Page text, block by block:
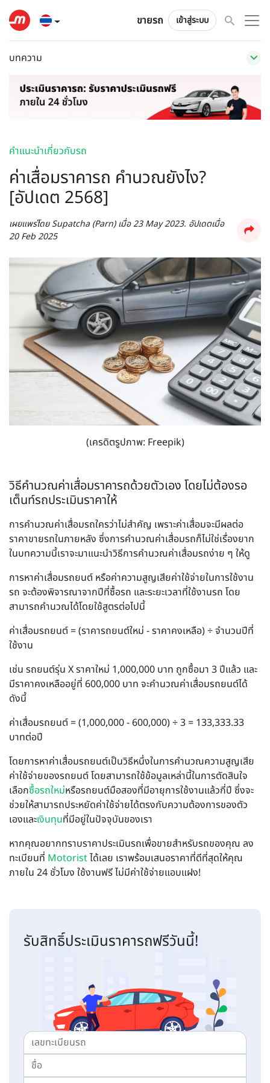
ขายรถ เข้าสู่ระบบ
บทความ
คำแนะนำเกี่ยวกับรถ
ค่าเสื่อมราคารถ คำนวณยังไง?
[อัปเดต 2568]
เผยแพร่โดยSupatcha (Parn) เมื่อ23 May 2023. อัปเดตเมื่อ
20 Feb 2025
(เครดิตรูปภาพ: Freepik)
วิธีคำนวณค่าเสื่อมราคารถด้วยตัวเอง โดยไม่ต้องรอ
เต็นท์รถประเมินราคาให้
การคำนวณค่าเสื่อมรถใครว่าไม่สำคัญ เพราะค่าเสื่อมจะมีผลต่อ
ราคาขายรถในภายหลัง ซึ่งการคำนวณค่าเสื่อมรถก็ไม่ใช่เรื่องยาก
ในบทความนี้เราจะมาแนะนำวิธีการคำนวณค่าเสื่อมรถง่าย ๆ ให้ดู
การหาค่าเสื่อมรถยนต์ หรือค่าความสูญเสียค่าใช้จ่ายในการใช้งาน
รถ จะต้องพิจารณาจากปีที่ซื้อรถ และระยะเวลาที่ใช้งานรถ โดย
สามารถคำนวณได้โดยใช้สูตรต่อไปนี้
ค่าเสื่อมรถยนต์ = (ราคารถยนต์ใหม่ - ราคาคงเหลือ) ÷ จำนวนปีที่
ใช้งาน
เช่น รถยนต์รุ่น X ราคาใหม่ 1,000,000 บาท ถูกซื้อมา 3 ปีแล้ว และ
มีราคาคงเหลืออยู่ที่ 600,000 บาท จะคำนวณค่าเสื่อมรถยนต์ได้
ดังนี้
ค่าเสื่อมรถยนต์ = (1,000,000 - 600,000) ÷ 3 = 133,333.33
บาทต่อปี
โดยการหาค่าเสื่อมรถยนต์เป็นวิธีหนึ่งในการคำนวณความสูญเสีย
ค่าใช้จ่ายของรถยนต์ โดยสามารถใช้ข้อมูลเหล่านี้ในการตัดสินใจ
เลือกซื้อรถใหม่หรือรถยนต์มือสองที่มีอายุการใช้งานแล้วกี่ปี ซึ่งจะ
ช่วยให้สามารถประหยัดค่าใช้จ่ายได้ตรงกับความต้องการของตัว
เองและเงินทุนที่มีอยู่ในปัจจุบันของเรา
หากคุณอยากทราบราคาประเมินรถเพื่อขายสำหรับรถของคุณ ลง
ทะเบียนที่ Motoristได้เลย เราพร้อมเสนอราคาที่ดีที่สุดให้คุณ
ภายใน 24 ชั่วโมง ใช้งานฟรี ไม่มีค่าใช้จ่ายแอบแฝง!
รับสิทธิ์ประเมินราคารถฟรีวันนี้!